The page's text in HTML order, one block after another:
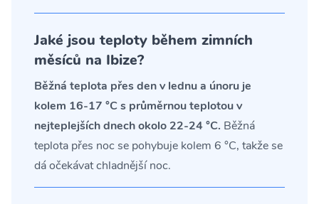
Jaké jsou teploty během zimních
měsíců na Ibize?
Běžná teplota přes den v lednu a únoru je
kolem 16-17 °C s průměrnou teplotou v
nejteplejších dnech okolo 22-24 °C. Běžná
teplota přes noc se pohybuje kolem 6 °C, takže se
dá očekávat chladnější noc.